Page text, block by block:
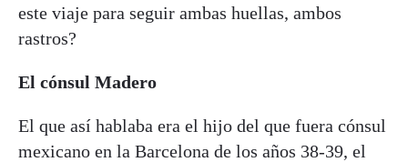
este viaje para seguir ambas huellas, ambos
rastros?
El cónsul Madero
El que así hablaba era el hijo del que fuera cónsul
mexicano en la Barcelona de los años 38-39, el